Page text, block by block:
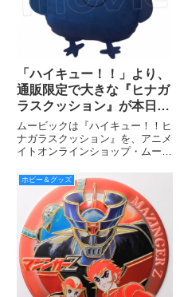
「ハイキュー！！」より、
通販限定で大きな『ヒナガ
ラスクッション』が本日よ
り予約開始！！
ムービックは『ハイキュー！！ヒ
ナガラスクッション』を、アニメ
イトオンラインショップ・ムービ
て4月4日より発売する。
ホビー＆グッズ